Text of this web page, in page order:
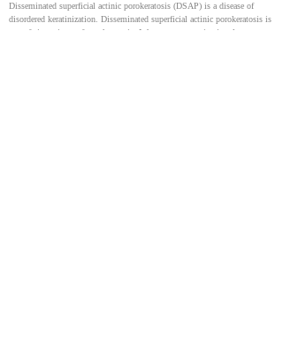
Disseminated superficial actinic porokeratosis (DSAP) is a disease of
disordered keratinization. Disseminated superficial actinic porokeratosis is
one of six variants of porokeratosis. It has more extensive involvement